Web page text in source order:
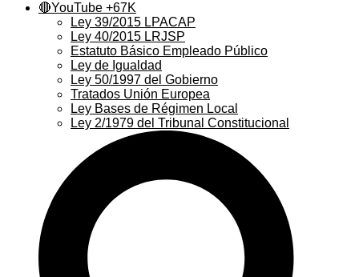
🔴YouTube +67K
Ley 39/2015 LPACAP
Ley 40/2015 LRJSP
Estatuto Básico Empleado Público
Ley de Igualdad
Ley 50/1997 del Gobierno
Tratados Unión Europea
Ley Bases de Régimen Local
Ley 2/1979 del Tribunal Constitucional